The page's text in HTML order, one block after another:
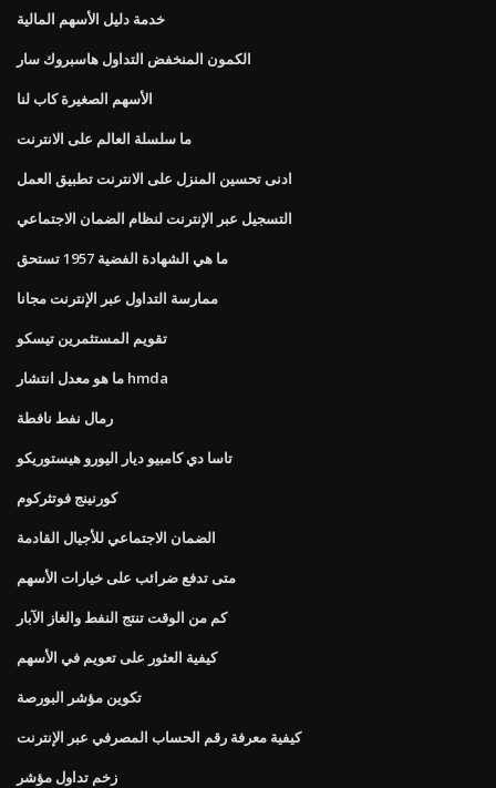
خدمة دليل الأسهم المالية
الكمون المنخفض التداول هاسبروك سار
الأسهم الصغيرة كاب لنا
ما سلسلة العالم على الانترنت
ادنى تحسين المنزل على الانترنت تطبيق العمل
التسجيل عبر الإنترنت لنظام الضمان الاجتماعي
ما هي الشهادة الفضية 1957 تستحق
ممارسة التداول عبر الإنترنت مجانا
تقويم المستثمرين تيسكو
ما هو معدل انتشار hmda
رمال نفط نافطة
تاسا دي كامبيو ديار اليورو هيستوريكو
كورنينج فوتثركوم
الضمان الاجتماعي للأجيال القادمة
متى تدفع ضرائب على خيارات الأسهم
كم من الوقت تنتج النفط والغاز الآبار
كيفية العثور على تعويم في الأسهم
تكوين مؤشر البورصة
كيفية معرفة رقم الحساب المصرفي عبر الإنترنت
زخم تداول مؤشر